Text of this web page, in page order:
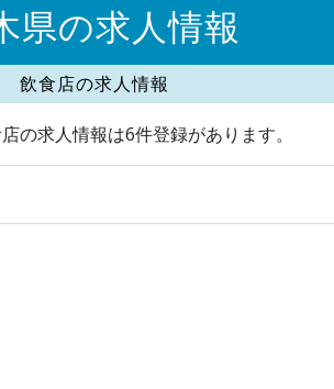
県の求人情報
飲食店の求人情報
の求人情報は6件登録があります。